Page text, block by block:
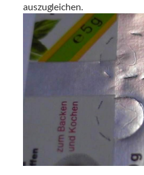
auszugleichen.